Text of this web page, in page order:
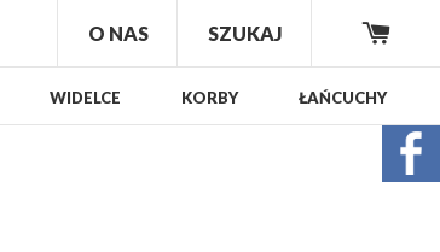
O NAS SZUKAJ
WIDELCE KORBY ŁAŃCUCHY